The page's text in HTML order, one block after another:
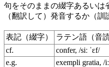
句をそのままの綴字あるいは
（翻訳して）発音するか（
表記（綴字） ラテン語（音読
cf.
confer, /siː ˈɛf/
e.g.
exempli gratia, /